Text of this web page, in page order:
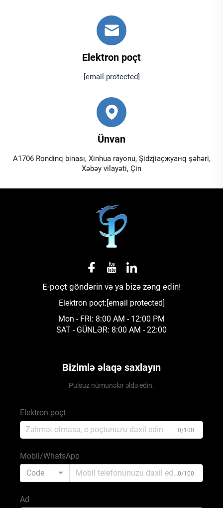
Elektron poçt
[email protected]
Ünvan
A1706 Rondinq binası, Xinhua rayonu, Şidzjiaçжуанq şəhəri,
Xəbəy vilayəti, Çin
E-poçt göndərin və ya bizə zəng edin!
Elektron poçt:[email protected]
Mon - FRI: 8:00 AM - 12:00 PM
SAT - GÜNLƏR: 8:00 AM - 22:00
Bizimlə əlaqə saxlayın
Pulsuz nümunələr əldə edin.
Elektron poçt
0/100
Mobil/WhatsApp
Code
0/100
Ad